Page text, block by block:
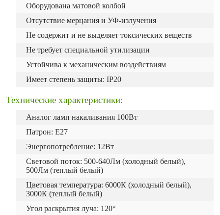
Оборудована матовой колбой
Отсутствие мерцания и УФ-излучения
Не содержит и не выделяет токсических веществ
Не требует специальной утилизации
Устойчива к механическим воздействиям
Имеет степень защиты: IP20
Технические характеристики:
Аналог ламп накаливания 100Вт
Патрон: Е27
Энергопотребление: 12Вт
Световой поток: 500-640Лм (холодный белый),
500Лм (теплый белый)
Цветовая температура: 6000К (холодный белый),
3000К (теплый белый)
Угол раскрытия луча: 120°